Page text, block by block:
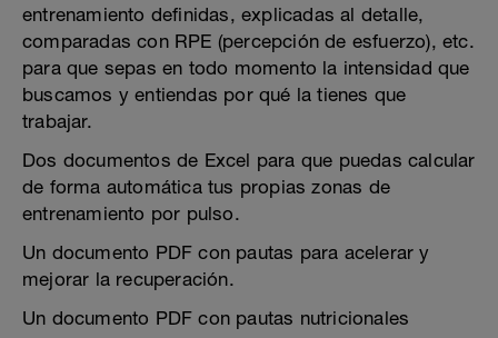
entrenamiento definidas, explicadas al detalle,
comparadas con RPE (percepción de esfuerzo), etc.
para que sepas en todo momento la intensidad que
buscamos y entiendas por qué la tienes que
trabajar.
Dos documentos de Excel para que puedas calcular
de forma automática tus propias zonas de
entrenamiento por pulso.
Un documento PDF con pautas para acelerar y
mejorar la recuperación.
Un documento PDF con pautas nutricionales